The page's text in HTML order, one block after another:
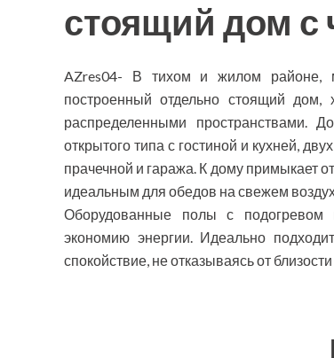
стоящий дом с
AZres04- В тихом и жилом районе,
построенный отдельно стоящий дом,
распределенными пространствами.
открытого типа с гостиной и кухней,
прачечной и гаража. К дому примыкает
идеальным для обедов на свежем
Оборудованные полы с подогревом
экономию энергии. Идеально
спокойствие, не отказываясь от